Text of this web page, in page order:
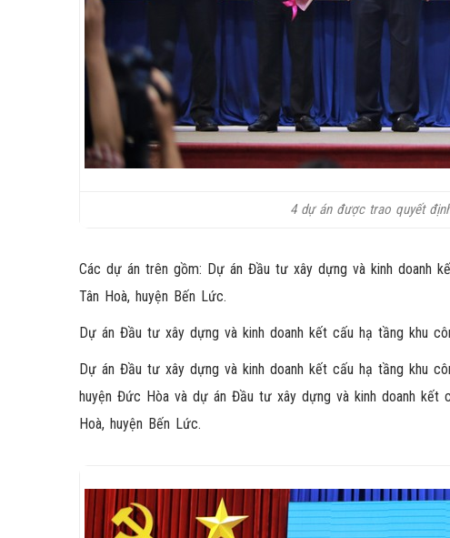
4 dự án được trao quyết
Các dự án trên gồm: Dự án Đầu tư xây dựng và kinh doanh
Tân Hoà, huyện Bến Lức.
Dự án Đầu tư xây dựng và kinh doanh kết cấu hạ tầng khu
Dự án Đầu tư xây dựng và kinh doanh kết cấu hạ tầng khu
huyện Đức Hòa và dự án Đầu tư xây dựng và kinh doanh kết
Hoà, huyện Bến Lức.